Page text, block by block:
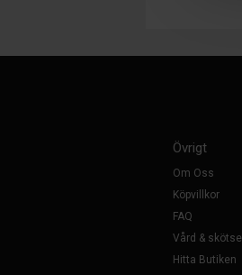
Övrigt
Om Oss
Köpvillkor
FAQ
Vård & skötsel
Hitta Butiken